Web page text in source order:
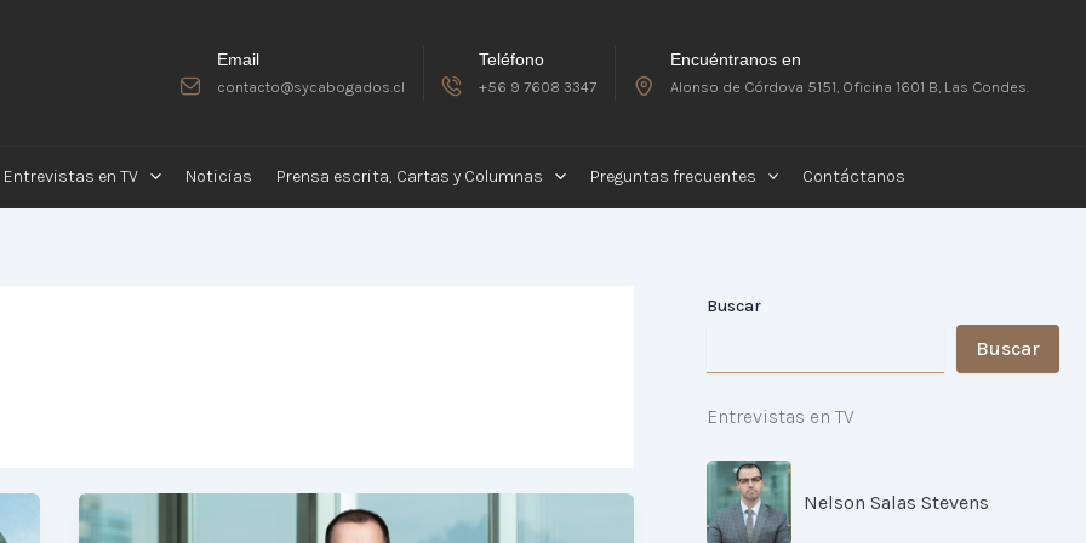
Email
contacto@sycabogados.cl
Teléfono
+56 9 7608 3347
Encuéntranos en
Alonso de Córdova 5151, Oficina 1601 B, Las Condes.
Entrevistas en TV Noticias Prensa escrita, Cartas y Columnas Preguntas frecuentes Contáctanos
Buscar
Buscar
Entrevistas en TV
Nelson Salas Stevens